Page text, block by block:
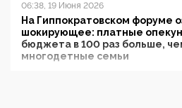
06:38, 19 Июня 2026
На Гиппократовском форуме
шокирующее: платные
бюджета в 100 раз больше,
многодетные семьи